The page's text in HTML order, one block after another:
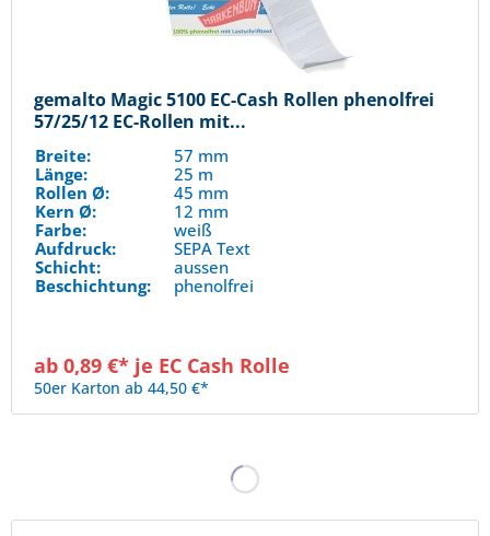
gemalto Magic 5100 EC-Cash Rollen phenolfrei
57/25/12 EC-Rollen mit...
Breite:
57 mm
Länge:
25 m
Rollen Ø:
45 mm
Kern Ø:
12 mm
Farbe:
weiß
Aufdruck:
SEPA Text
Schicht:
aussen
Beschichtung:
phenolfrei
ab 0,89 €* je EC Cash Rolle
50er Karton ab 44,50 €*